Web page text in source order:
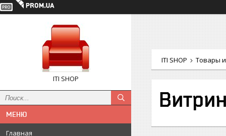
ITI SHOP
Главная
ITI SHOP Товары и